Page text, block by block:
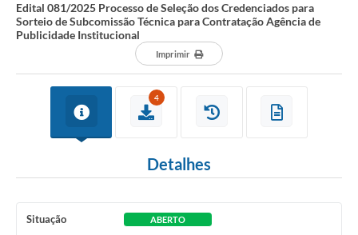
Transparência
Consórcio Josafaz
Sala do Empreendedor
Edital 081/2025 Processo de Seleção dos Credenciados para
Sorteio de Subcomissão Técnica para Contratação Agência de
Publicidade Institucional
Imprimir
4
Detalhes
Situação ABERTO